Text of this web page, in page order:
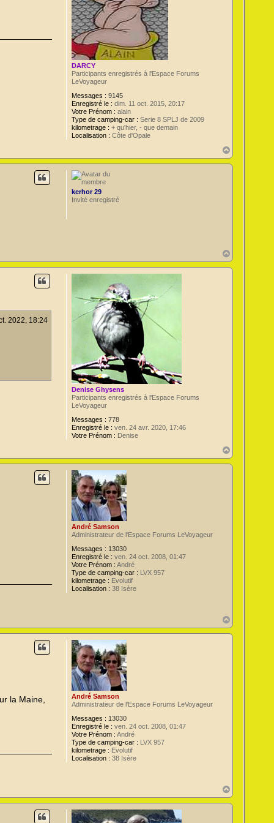
DARCY
Participants enregistrés à l'Espace Forums
LeVoyageur
Messages : 9145
Enregistré le : dim. 11 oct. 2015, 20:17
Votre Prénom : alain
Type de camping-car : Serie 8 SPLJ de 2009
kilometrage : + qu'hier, - que demain
Localisation : Côte d'Opale
a
u
kerhor 29
Invité enregistré
a
u
Denise Ghysens
Participants enregistrés à l'Espace Forums
LeVoyageur
Messages : 778
Enregistré le : ven. 24 avr. 2020, 17:46
Votre Prénom : Denise
2022, 18:24
a
u
André Samson
Administrateur de l'Espace Forums LeVoyageur
Messages : 13030
Enregistré le : ven. 24 oct. 2008, 01:47
Votre Prénom : André
Type de camping-car : LVX 957
kilometrage : Evolutif
Localisation : 38 Isère
a
u
André Samson
Administrateur de l'Espace Forums LeVoyageur
Messages : 13030
Enregistré le : ven. 24 oct. 2008, 01:47
Votre Prénom : André
Type de camping-car : LVX 957
kilometrage : Evolutif
Localisation : 38 Isère
la Maine,
a
u